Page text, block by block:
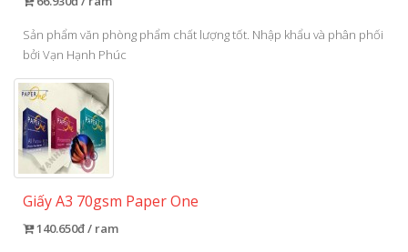
Sản phẩm văn phòng phẩm chất lượng tốt. Nhập khẩu và phân phối
bởi Vạn Hạnh Phúc
Giấy A3 70gsm Paper One
140.650đ / ram